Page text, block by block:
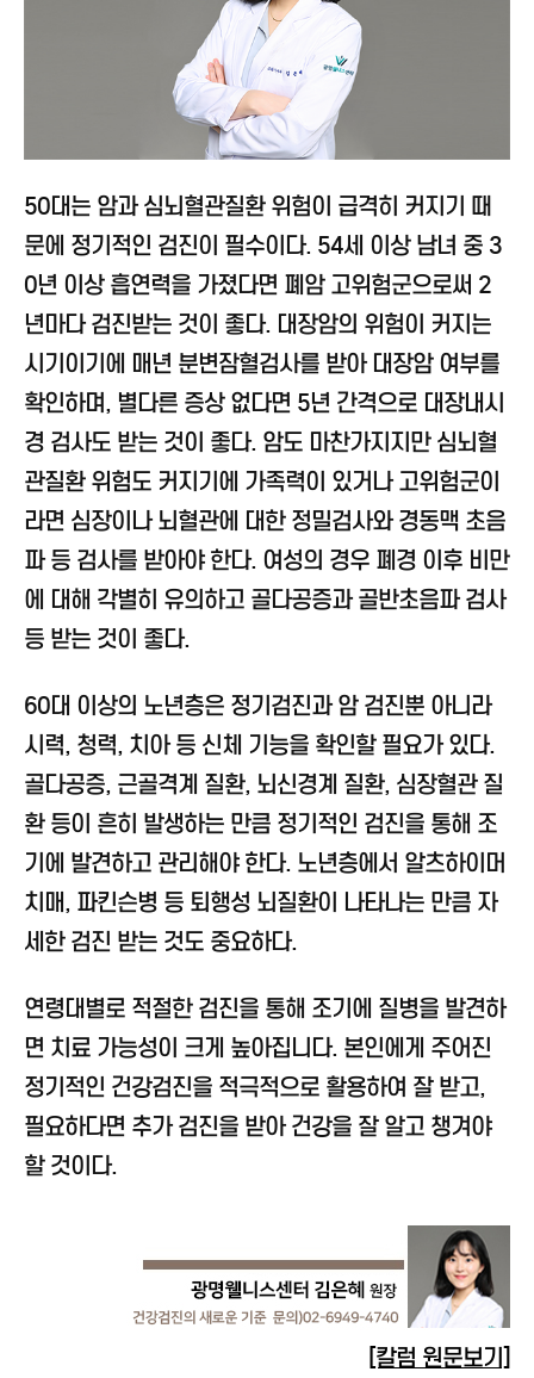
50대는 암과 심뇌혈관질환 위험이 급격히 커지기 때
문에 정기적인 검진이 필수이다. 54세 이상 남녀 중 3
0년 이상 흡연력을 가졌다면 폐암 고위험군으로써 2
년마다 검진받는 것이 좋다. 대장암의 위험이 커지는
시기이기에 매년 분변잠혈검사를 받아 대장암 여부를
확인하며, 별다른 증상 없다면 5년 간격으로 대장내시
경 검사도 받는 것이 좋다. 암도 마찬가지지만 심뇌혈
관질환 위험도 커지기에 가족력이 있거나 고위험군이
라면 심장이나 뇌혈관에 대한 정밀검사와 경동맥 초음
파 등 검사를 받아야 한다. 여성의 경우 폐경 이후 비만
에 대해 각별히 유의하고 골다공증과 골반초음파 검사
등 받는 것이 좋다.
60대 이상의 노년층은 정기검진과 암 검진뿐 아니라
시력, 청력, 치아 등 신체 기능을 확인할 필요가 있다.
골다공증, 근골격계 질환, 뇌신경계 질환, 심장혈관 질
환 등이 흔히 발생하는 만큼 정기적인 검진을 통해 조
기에 발견하고 관리해야 한다. 노년층에서 알츠하이머
치매, 파킨슨병 등 퇴행성 뇌질환이 나타나는 만큼 자
세한 검진 받는 것도 중요하다.
연령대별로 적절한 검진을 통해 조기에 질병을 발견하
면 치료 가능성이 크게 높아집니다. 본인에게 주어진
정기적인 건강검진을 적극적으로 활용하여 잘 받고,
필요하다면 추가 검진을 받아 건강을 잘 알고 챙겨야
할 것이다.
[칼럼 원문보기]